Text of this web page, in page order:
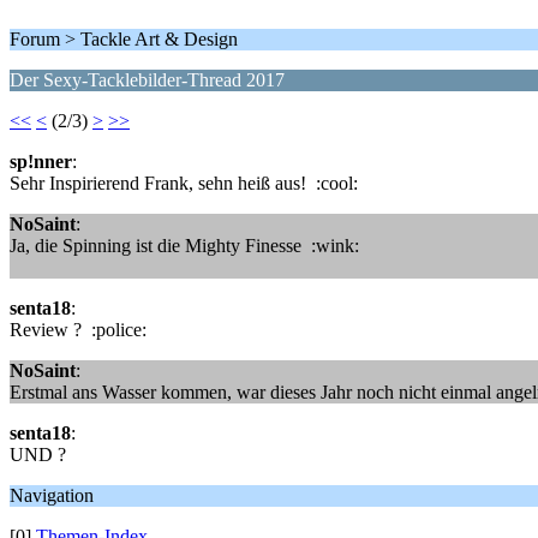
Forum > Tackle Art & Design
Der Sexy-Tacklebilder-Thread 2017
<< < (2/3) > >>
sp!nner:
Sehr Inspirierend Frank, sehn heiß aus! :cool:
NoSaint:
Ja, die Spinning ist die Mighty Finesse :wink:
senta18:
Review ? :police:
NoSaint:
Erstmal ans Wasser kommen, war dieses Jahr noch nicht einmal
senta18:
UND ?
Navigation